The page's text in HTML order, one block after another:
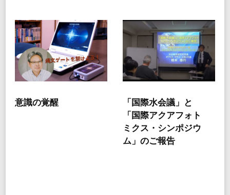
意識の覚醒
「国際水会議」と
「国際アクアフォト
ミクス・シンポジウ
ム」のご報告